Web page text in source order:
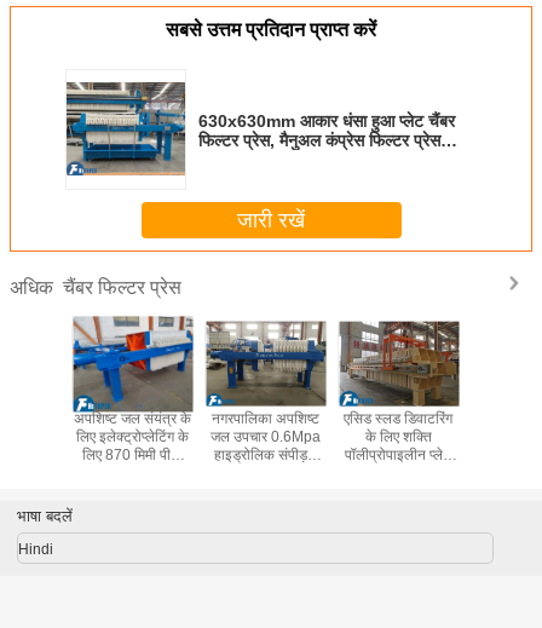
सबसे उत्तम प्रतिदान प्राप्त करें
630x630mm आकार धंसा हुआ प्लेट चैंबर
फिल्टर प्रेस, मैनुअल कंप्रेस फिल्टर प्रेस
जारी रखें
अधिक चैंबर फिल्टर प्रेस
प्रेस
अपशिष्ट जल संयंत्र के
लिए इलेक्ट्रोप्लेटिंग के
लिए 870 मिमी पीपी
नगरपालिका अपशिष्ट
जल उपचार 0.6Mpa
हाइड्रोलिक संपीड़न
एसिड स्लड डिवाटरिंग
के लिए शक्ति
पॉलीप्रोपाइलीन प्लेट
भाषा बदलें
Hindi